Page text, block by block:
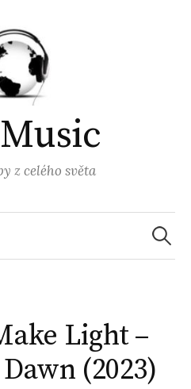
z celého světa
Light –
(2023)